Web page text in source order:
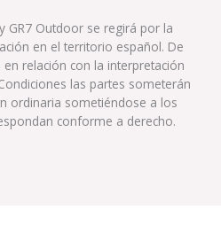
GR7 Outdoor se regirá por la
en el territorio español. De
relación con la interpretación
las partes someterán
ordinaria sometiéndose a los
conforme a derecho.